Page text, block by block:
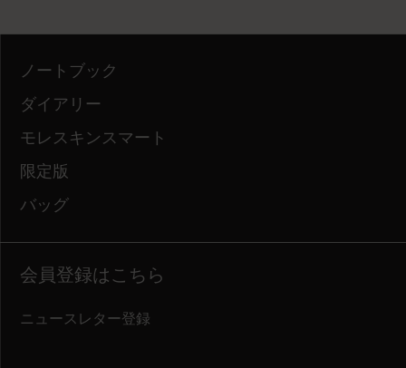
ノートブック
ダイアリー
モレスキンスマート
限定版
バッグ
会員登録はこちら
ニュースレター登録